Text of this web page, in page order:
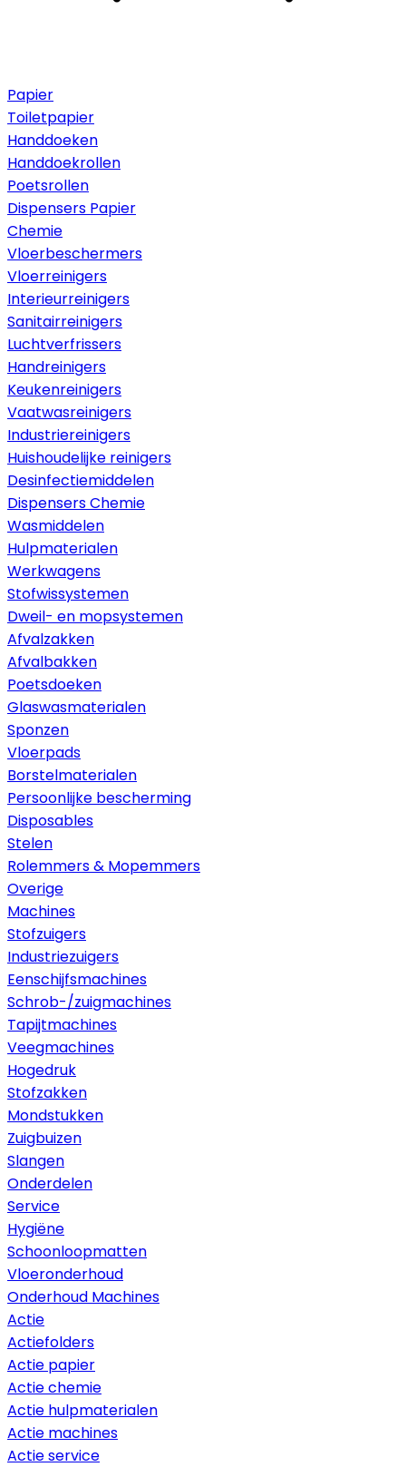
Papier
Toiletpapier
Handdoeken
Handdoekrollen
Poetsrollen
Dispensers Papier
Chemie
Vloerbeschermers
Vloerreinigers
Interieurreinigers
Sanitairreinigers
Luchtverfrissers
Handreinigers
Keukenreinigers
Vaatwasreinigers
Industriereinigers
Huishoudelijke reinigers
Desinfectiemiddelen
Dispensers Chemie
Wasmiddelen
Hulpmaterialen
Werkwagens
Stofwissystemen
Dweil- en mopsystemen
Afvalzakken
Afvalbakken
Poetsdoeken
Glaswasmaterialen
Sponzen
Vloerpads
Borstelmaterialen
Persoonlijke bescherming
Disposables
Stelen
Rolemmers & Mopemmers
Overige
Machines
Stofzuigers
Industriezuigers
Eenschijfsmachines
Schrob-/zuigmachines
Tapijtmachines
Veegmachines
Hogedruk
Stofzakken
Mondstukken
Zuigbuizen
Slangen
Onderdelen
Service
Hygiëne
Schoonloopmatten
Vloeronderhoud
Onderhoud Machines
Actie
Actiefolders
Actie papier
Actie chemie
Actie hulpmaterialen
Actie machines
Actie service